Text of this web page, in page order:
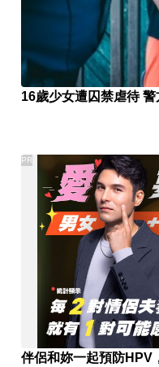
16歲少女遭囚禁虐待
伴侶和妳一起預防HPV
PR